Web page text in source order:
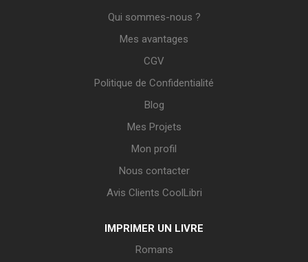
Qui sommes-nous ?
Mes avantages
CGV
Politique de Confidentialité
Blog
Mes Projets
Mon profil
Nous contacter
Avis Clients CoolLibri
IMPRIMER UN LIVRE
Romans